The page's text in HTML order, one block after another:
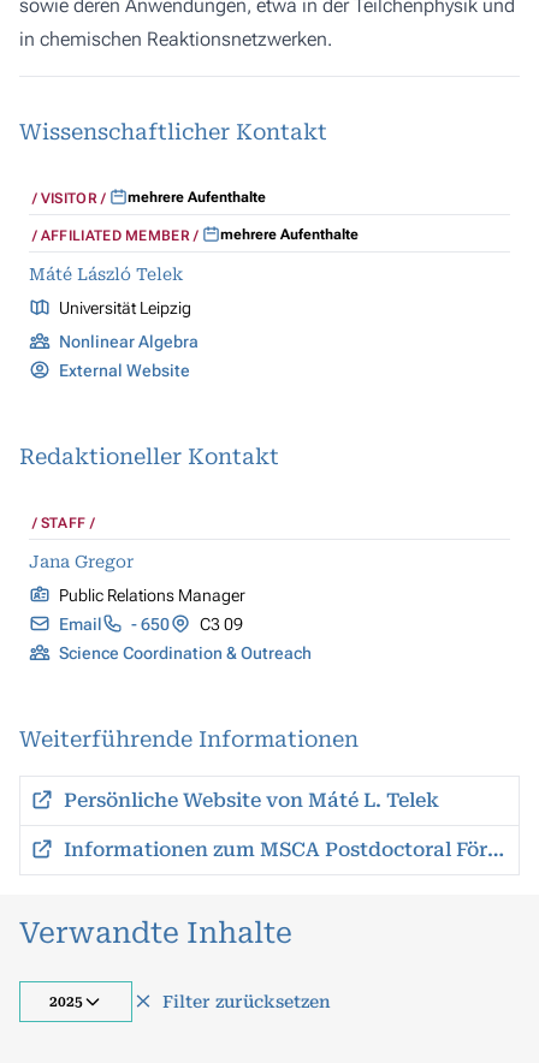
sowie deren Anwendungen, etwa in der Teilchenphysik und
in chemischen Reaktionsnetzwerken.
Wissenschaftlicher Kontakt
VISITOR mehrere Aufenthalte
AFFILIATED MEMBER mehrere Aufenthalte
Máté László Telek
Universität Leipzig
Nonlinear Algebra
External Website
Redaktioneller Kontakt
STAFF
Jana Gregor
Public Relations Manager
Email
- 650
C3 09
Science Coordination & Outreach
Weiterführende Informationen
Persönliche Website von Máté L. Telek
Informationen zum MSCA Postdoctoral Förderprogramm
Verwandte Inhalte
2025 Filter zurücksetzen